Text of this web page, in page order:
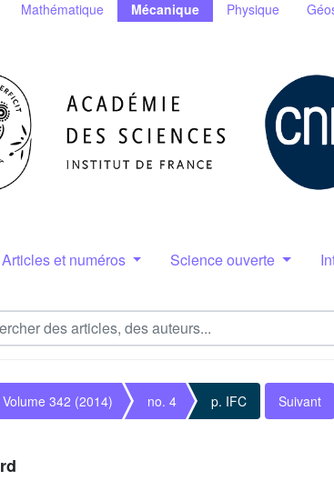
Mathématique Mécanique Physique
Articles et numéros Science ouverte
Volume 342 (2014) no. 4 p. IFC Suivant